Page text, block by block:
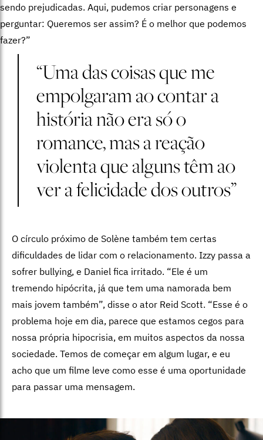
sendo prejudicadas. Aqui, pudemos criar personagens e
perguntar: Queremos ser assim? É o melhor que podemos
fazer?”
“Uma das coisas que me
empolgaram ao contar a
história não era só o
romance, mas a reação
violenta que alguns têm ao
ver a felicidade dos outros”
O círculo próximo de Solène também tem certas
dificuldades de lidar com o relacionamento. Izzy passa a
sofrer bullying, e Daniel fica irritado. “Ele é um
tremendo hipócrita, já que tem uma namorada bem
mais jovem também”, disse o ator Reid Scott. “Esse é o
problema hoje em dia, parece que estamos cegos para
nossa própria hipocrisia, em muitos aspectos da nossa
sociedade. Temos de começar em algum lugar, e eu
acho que um filme leve como esse é uma oportunidade
para passar uma mensagem.